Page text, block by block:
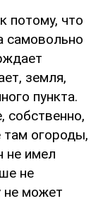
потому, что
самовольно
земля,
пункта.
собственно,
там огороды,
не имел
не
не может